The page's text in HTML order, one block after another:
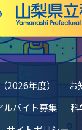
2026年度） お
ルバイト募集 科